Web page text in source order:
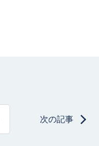
次の記事